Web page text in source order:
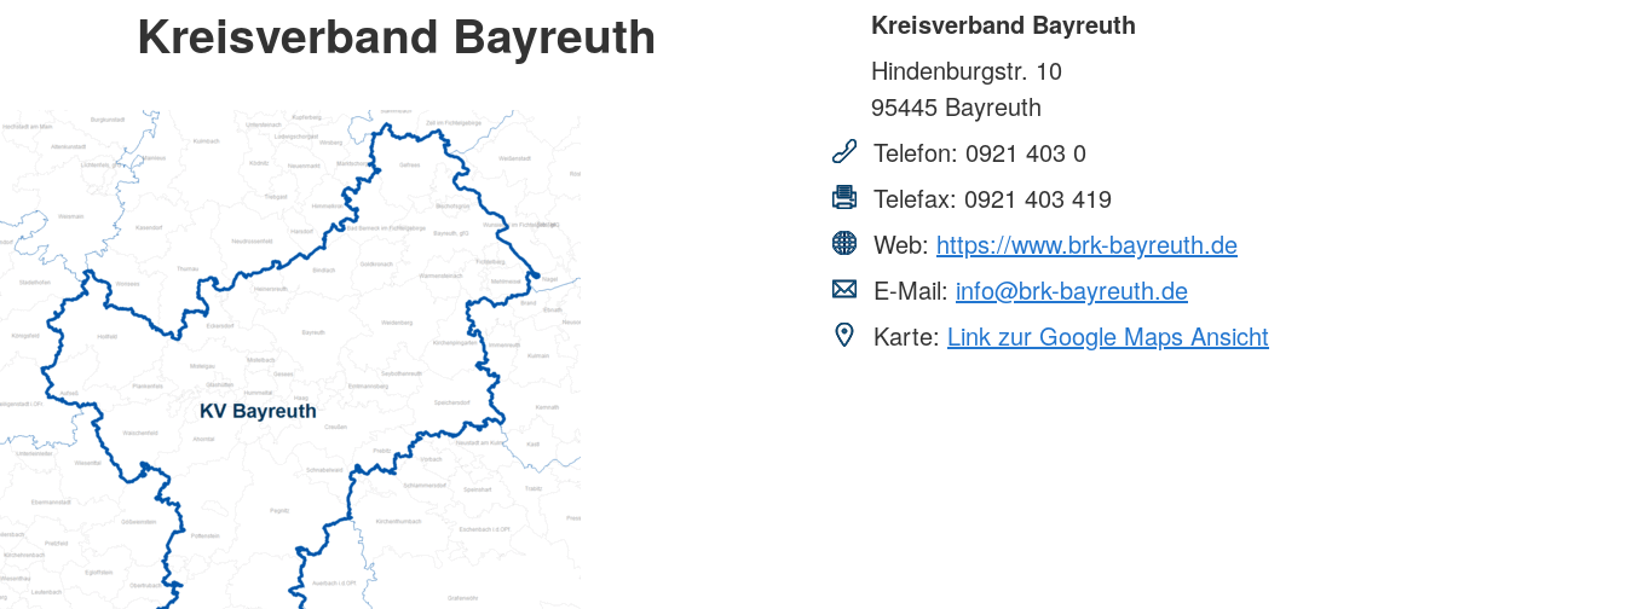
Kreisverband Bayreuth
Kreisverband Bayreuth
Hindenburgstr. 10
95445 Bayreuth
Telefon: 0921 403 0
Telefax: 0921 403 419
Web: https://www.brk-bayreuth.de
E-Mail: info@brk-bayreuth.de
Karte: Link zur Google Maps Ansicht